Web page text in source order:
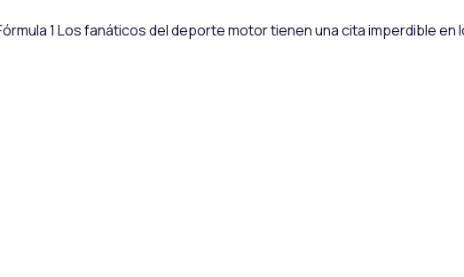
1 Los fanáticos del deporte motor tienen una cita imperdible en